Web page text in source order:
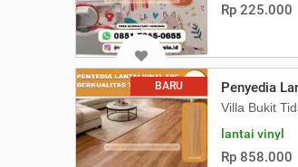
Rp 225.000
BARU Penyedia
Villa Bukit
lantai vinyl
Rp 858.000